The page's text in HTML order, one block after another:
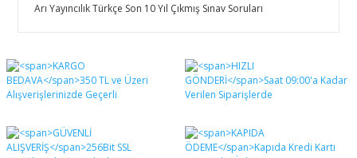
​​Arı Yayıncılık Türkçe Son 10 Yıl Çıkmış Sınav Soruları
Bu ürüne ilk yorumu siz yapın!
Yorum Yaz
Bu ürünün fiyat bilgisi, resim, ürün açıklamalarında ve
diğer konularda yetersiz gördüğünüz noktaları öneri
formunu kullanarak tarafımıza iletebilirsiniz.
Görüş ve önerileriniz için teşekkür ederiz.
Ürün resmi kalitesiz, bozuk veya görüntülenemiyor.